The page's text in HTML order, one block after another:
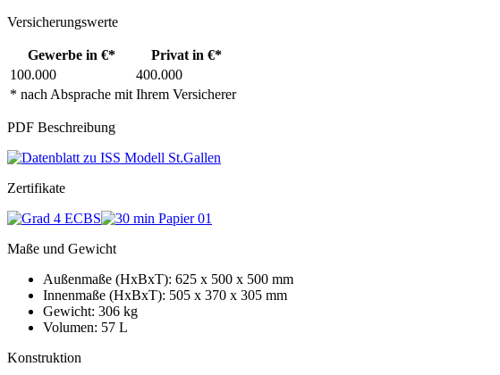
Versicherungswerte
Gewerbe in €* Privat in €*
* nach Absprache mit Ihrem Versicherer
100.000 400.000
PDF Beschreibung
Zertifikate
Maße und Gewicht
Außenmaße (HxBxT): 625 x 500 x 500 mm
Innenmaße (HxBxT): 505 x 370 x 305 mm
Gewicht: 306 kg
Volumen: 57 L
Konstruktion